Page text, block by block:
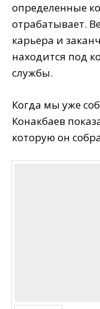
определенные
отрабатывает.
карьера и
находится под
службы.
Когда мы уже
Конакбаев
которую он